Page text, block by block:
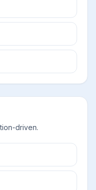
driven.